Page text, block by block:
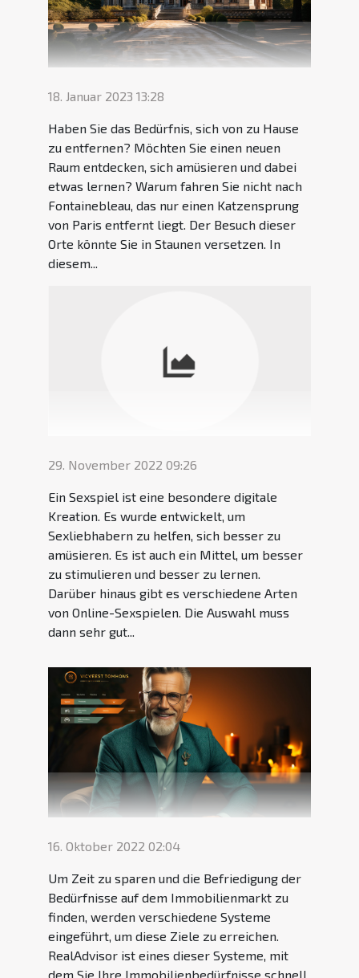
18. Januar 2023 13:28
Haben Sie das Bedürfnis, sich von zu Hause
zu entfernen? Möchten Sie einen neuen
Raum entdecken, sich amüsieren und dabei
etwas lernen? Warum fahren Sie nicht nach
Fontainebleau, das nur einen Katzensprung
von Paris entfernt liegt. Der Besuch dieser
Orte könnte Sie in Staunen versetzen. In
diesem...
29. November 2022 09:26
Ein Sexspiel ist eine besondere digitale
Kreation. Es wurde entwickelt, um
Sexliebhabern zu helfen, sich besser zu
amüsieren. Es ist auch ein Mittel, um besser
zu stimulieren und besser zu lernen.
Darüber hinaus gibt es verschiedene Arten
von Online-Sexspielen. Die Auswahl muss
dann sehr gut...
16. Oktober 2022 02:04
Um Zeit zu sparen und die Befriedigung der
Bedürfnisse auf dem Immobilienmarkt zu
finden, werden verschiedene Systeme
eingeführt, um diese Ziele zu erreichen.
RealAdvisor ist eines dieser Systeme, mit
dem Sie Ihre Immobilienbedürfnisse schnell